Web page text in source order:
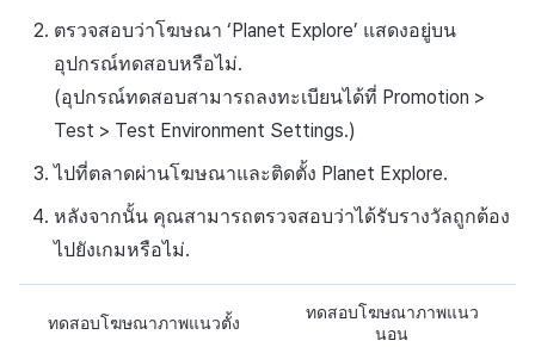
ตรวจสอบว่าโฆษณา ‘Planet Explore’ แสดงอยู่บน
อุปกรณ์ทดสอบหรือไม่.
(อุปกรณ์ทดสอบสามารถลงทะเบียนได้ที่ Promotion >
Test > Test Environment Settings.)
ไปที่ตลาดผ่านโฆษณาและติดตั้ง Planet Explore.
หลังจากนั้น คุณสามารถตรวจสอบว่าได้รับรางวัลถูกต้อง
ไปยังเกมหรือไม่.
ทดสอบโฆษณาภาพแนวตั้ง
ทดสอบโฆษณาภาพแนว
นอน